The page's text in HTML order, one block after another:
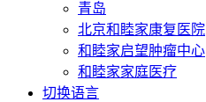
青岛
北京和睦家康复医院
和睦家启望肿瘤中心
和睦家家庭医疗
切换语言